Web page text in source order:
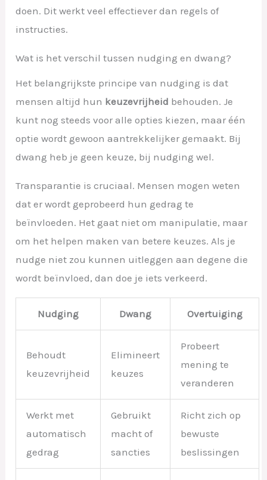
doen. Dit werkt veel effectiever dan regels of
instructies.
Wat is het verschil tussen nudging en dwang?
Het belangrijkste principe van nudging is dat
mensen altijd hun keuzevrijheid behouden. Je
kunt nog steeds voor alle opties kiezen, maar één
optie wordt gewoon aantrekkelijker gemaakt. Bij
dwang heb je geen keuze, bij nudging wel.
Transparantie is cruciaal. Mensen mogen weten
dat er wordt geprobeerd hun gedrag te
beïnvloeden. Het gaat niet om manipulatie, maar
om het helpen maken van betere keuzes. Als je
nudge niet zou kunnen uitleggen aan degene die
wordt beïnvloed, dan doe je iets verkeerd.
Nudging Dwang Overtuiging
Behoudt
keuzevrijheid
Elimineert
keuzes
Probeert
mening te
veranderen
Werkt met
automatisch
gedrag
Gebruikt
macht of
sancties
Richt zich op
bewuste
beslissingen